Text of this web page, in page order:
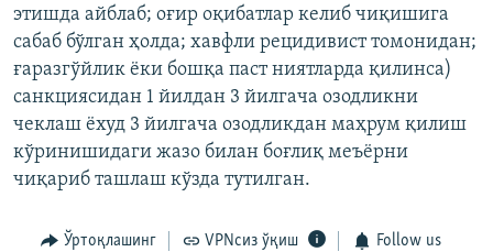
этишда айблаб; оғир оқибатлар келиб чиқишига
сабаб бўлган ҳолда; хавфли рецидивист томонидан;
ғаразгўйлик ёки бошқа паст ниятларда қилинса)
санкциясидан 1 йилдан 3 йилгача озодликни
чеклаш ёхуд 3 йилгача озодликдан маҳрум қилиш
кўринишидаги жазо билан боғлиқ меъёрни
чиқариб ташлаш кўзда тутилган.
Ўртоқлашинг VPNсиз ўқиш Follow us